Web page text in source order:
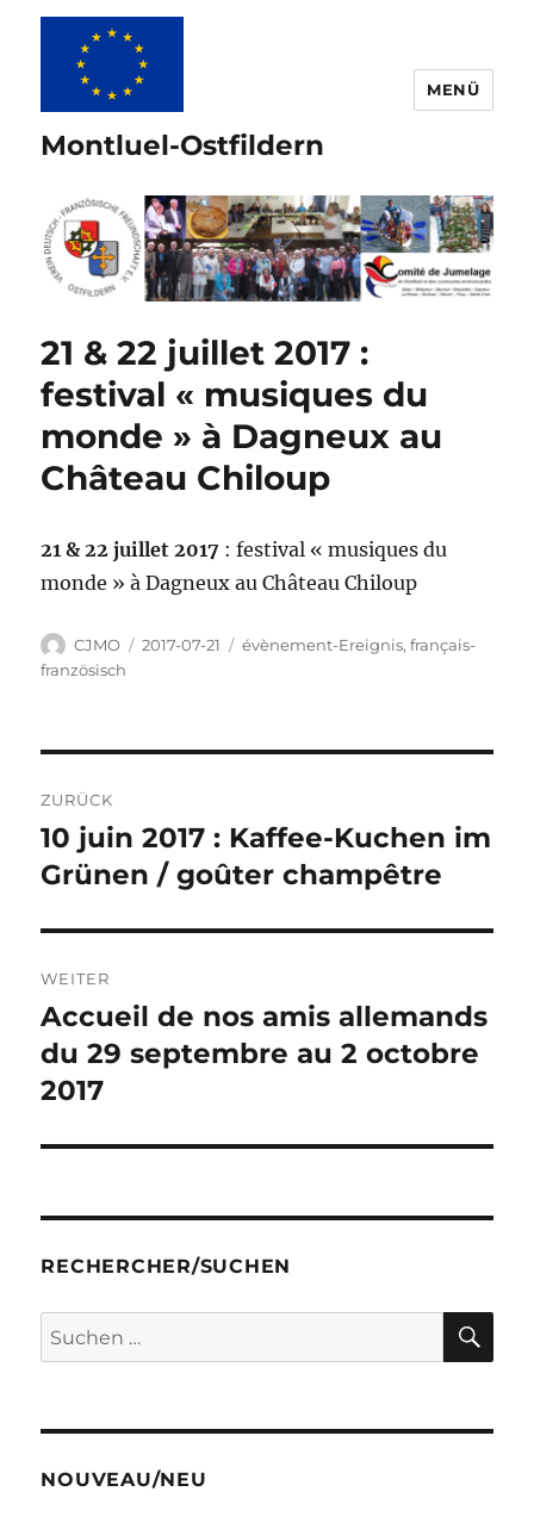
Montluel-Ostfildern
MENÜ
21 & 22 juillet 2017 :
festival « musiques du
monde » à Dagneux au
Château Chiloup
21 & 22 juillet 2017 : festival « musiques du
monde » à Dagneux au Château Chiloup
Autor
CJMO
Veröffentlicht
2017-07-21 Kategorien
évènement-Ereignis,français-
französisch
ZURÜCK
Vorheriger
Beitrag:
10 juin 2017 : Kaffee-Kuchen im
Grünen / goûter champêtre
WEITER
Nächster
Beitrag:
Accueil de nos amis allemands
du 29 septembre au 2 octobre
2017
RECHERCHER/SUCHEN
Suchen
nach:
NOUVEAU/NEU